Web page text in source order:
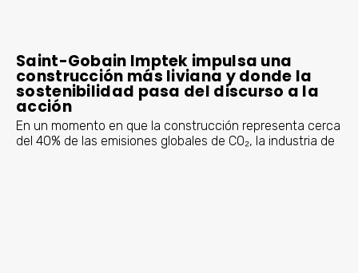
Saint-Gobain Imptek impulsa una
construcción más liviana y donde la
sostenibilidad pasa del discurso a la
acción
En un momento en que la construcción representa cerca
del 40­­­­­% de las emisiones globales de CO₂, la industria de